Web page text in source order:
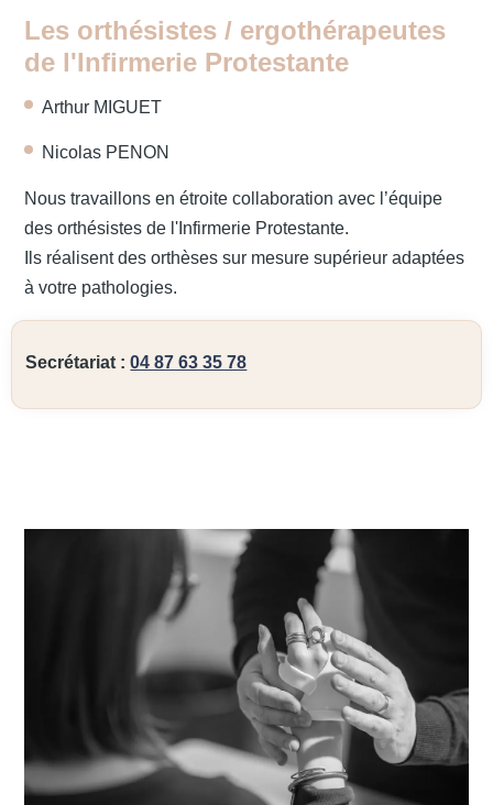
Les orthésistes / ergothérapeutes
de l'Infirmerie Protestante
Arthur MIGUET
Nicolas PENON
Nous travaillons en étroite collaboration avec l’équipe
des orthésistes de l'Infirmerie Protestante.
Ils réalisent des orthèses sur mesure supérieur adaptées
à votre pathologies.
Secrétariat : 04 87 63 35 78